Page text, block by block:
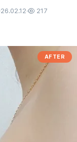
· 217
AFTER